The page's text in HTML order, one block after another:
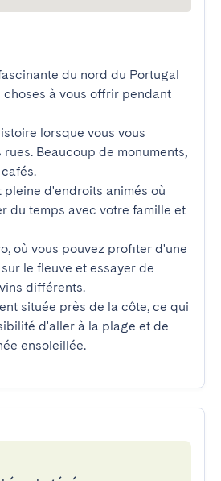
du nord du Portugal
à vous offrir pendant
lorsque vous vous
Beaucoup de monuments,
pleine d'endroits animés où
du temps avec votre famille et
où vous pouvez profiter d'une
le fleuve et essayer de
différents.
située près de la côte, ce qui
d'aller à la plage et de
ensoleillée.